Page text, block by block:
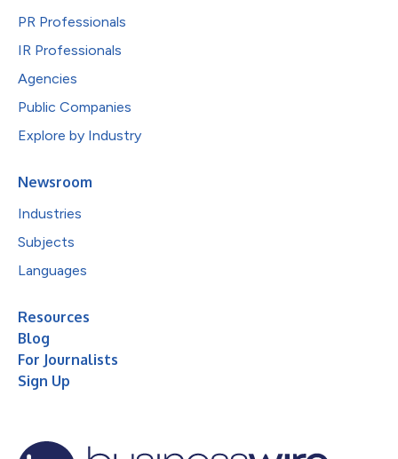
PR Professionals
IR Professionals
Agencies
Public Companies
Explore by Industry
Newsroom
Industries
Subjects
Languages
Resources
Blog
For Journalists
Sign Up